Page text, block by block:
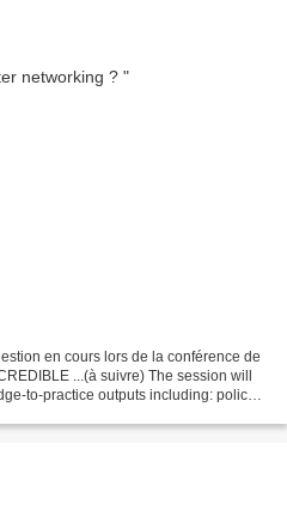
en cours lors de la conférence de
...(à suivre) The session will
to-practice outputs including: policy